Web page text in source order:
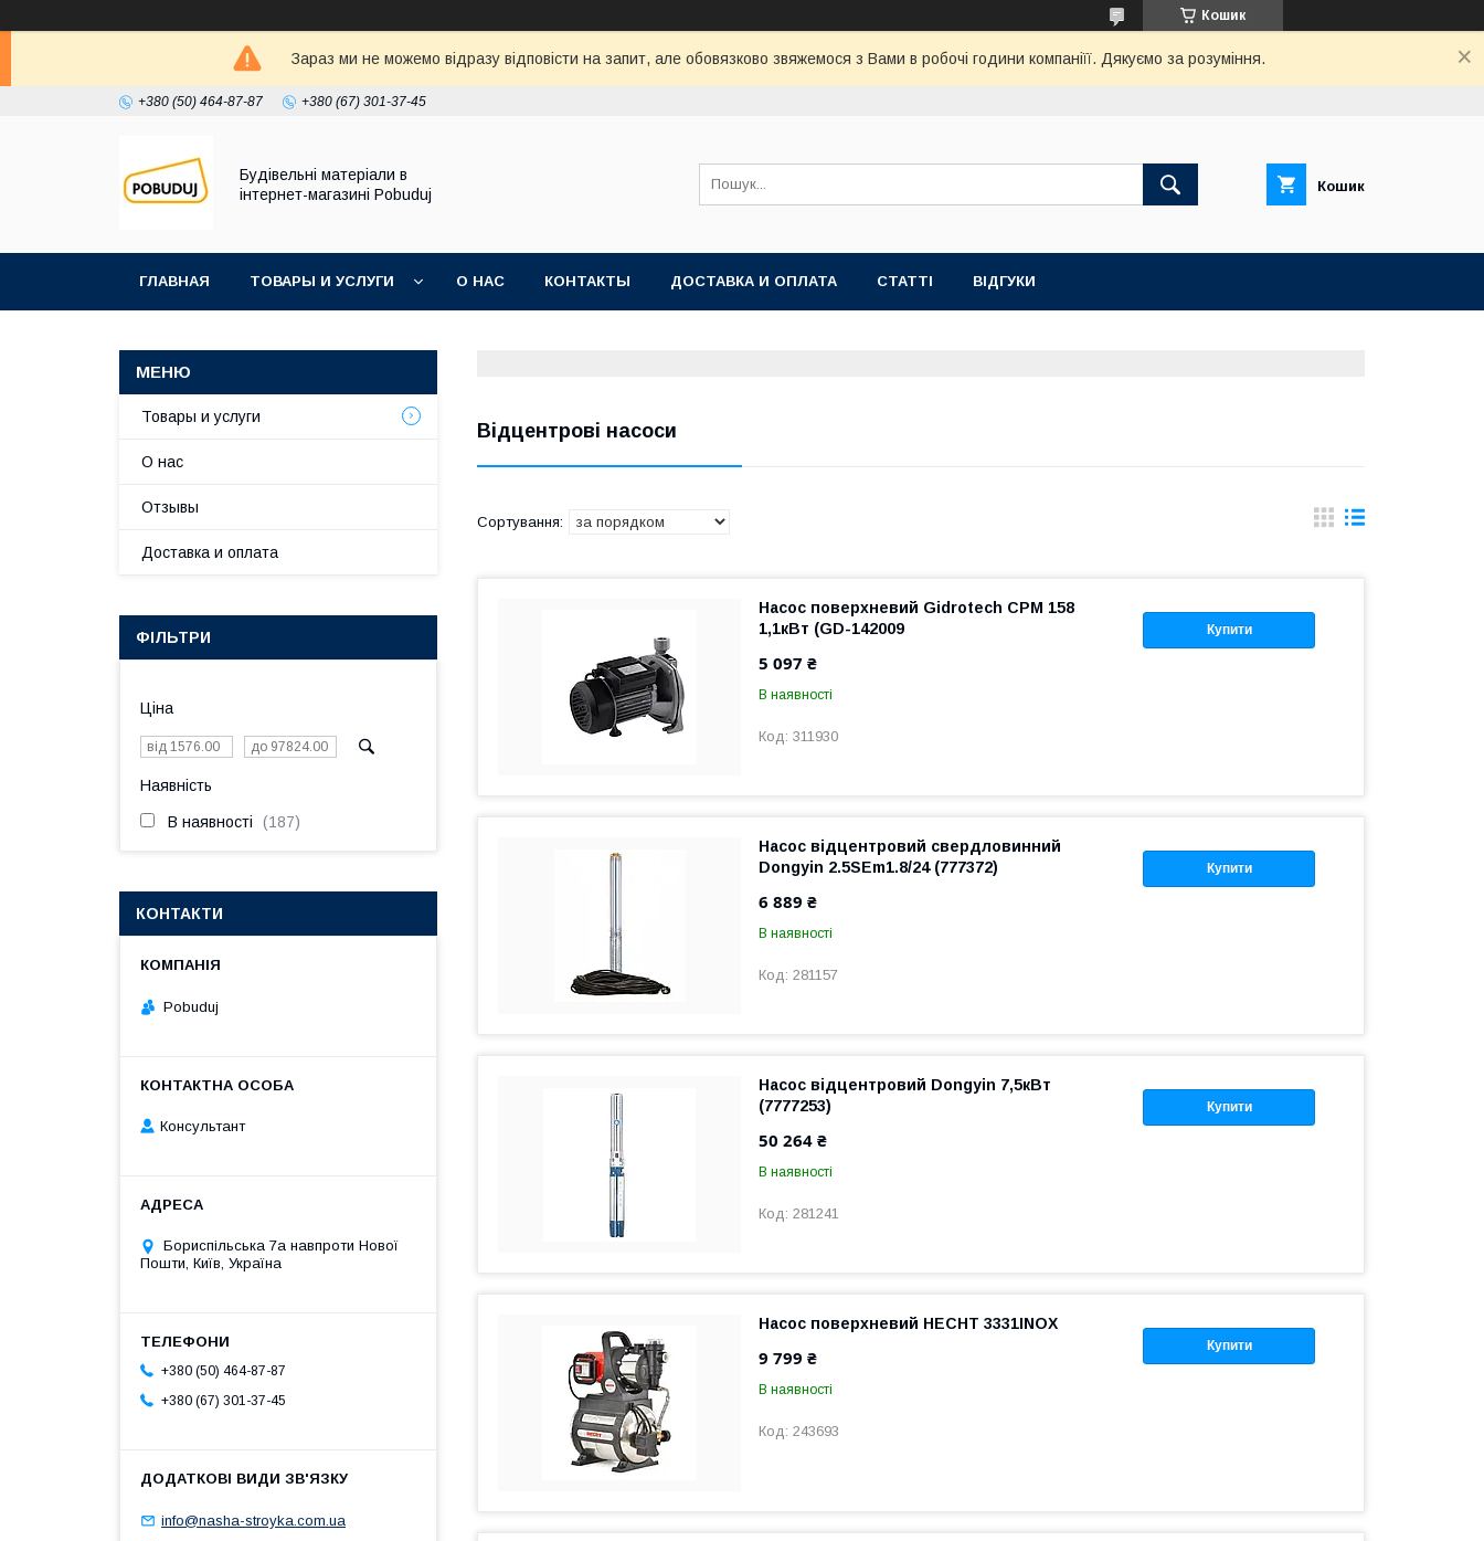
Кошик
Зараз ми не можемо відразу відповісти на запит, але обовязково звяжемося з Вами в робочі години компаніїї. Дякуємо за розуміння.
+380 (50) 464-87-87 +380 (67) 301-37-45
Будівельні матеріали в
інтернет-магазині Pobuduj
Кошик
ГЛАВНАЯ ТОВАРЫ И УСЛУГИ О НАС КОНТАКТЫ ДОСТАВКА И ОПЛАТА СТАТТІ ВІДГУКИ
Відцентрові насоси
Купити
Насос поверхневий Gidrotech CPM 158
1,1кВт (GD-142009
5 097 ₴
В наявності
311930
Купити
Насос відцентровий свердловинний
Dongyin 2.5SEm1.8/24 (777372)
6 889 ₴
В наявності
281157
Купити
Насос відцентровий Dongyin 7,5кВт
(7777253)
50 264 ₴
В наявності
281241
Купити
Насос поверхневий HECHT 3331INOX
9 799 ₴
В наявності
243693
Товары и услуги
О нас
Отзывы
Доставка и оплата
ФІЛЬТРИ
Ціна
Наявність
В наявності 187
КОНТАКТИ
Pobuduj
Консультант
Бориспільська 7а навпроти Нової
Пошти, Київ, Україна
+380 (50) 464-87-87
+380 (67) 301-37-45
info@nasha-stroyka.com.ua